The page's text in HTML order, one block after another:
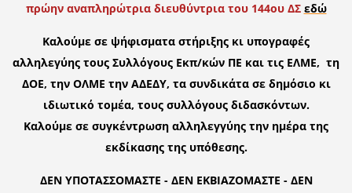
πρώην αναπληρώτρια διευθύντρια του 144ου ΔΣ εδώ
Καλούμε σε ψήφισματα στήριξης κι υπογραφές
αλληλεγύης τους Συλλόγους Εκπ/κών ΠΕ και τις ΕΛΜΕ, τη
ΔΟΕ, την ΟΛΜΕ την ΑΔΕΔΥ, τα συνδικάτα σε δημόσιο κι
ιδιωτικό τομέα, τους συλλόγους διδασκόντων.
Καλούμε σε συγκέντρωση αλληλεγγύης την ημέρα της
εκδίκασης της υπόθεσης.
ΔΕΝ ΥΠΟΤΑΣΣΟΜΑΣΤΕ - ΔΕΝ ΕΚΒΙΑΖΟΜΑΣΤΕ - ΔΕΝ